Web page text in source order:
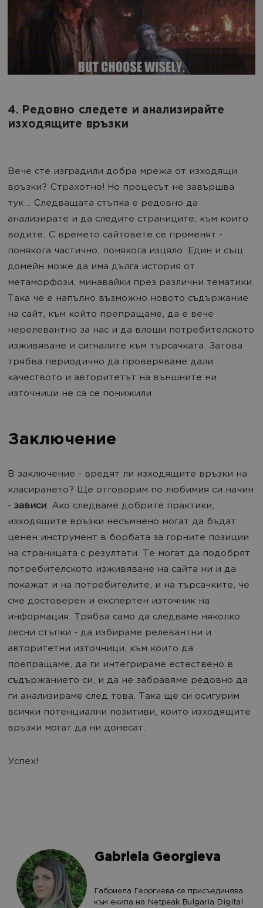
4. Редовно следете и анализирайте
изходящите връзки
Вече сте изградили добра мрежа от изходящи
връзки? Страхотно! Но процесът не завършва
тук... Следващата стъпка е редовно да
анализирате и да следите страниците, към които
водите. С времето сайтовете се променят -
понякога частично, понякога изцяло. Един и същ
домейн може да има дълга история от
метаморфози, минавайки през различни тематики.
Така че е напълно възможно новото съдържание
на сайт, към който препращаме, да е вече
нерелевантно за нас и да влоши потребителското
изживяване и сигналите към търсачката. Затова
трябва периодично да проверяваме дали
качеството и авторитетът на външните ни
източници не са се понижили.
Заключение
В заключение - вредят ли изходящите връзки на
класирането? Ще отговорим по любимия си начин
- зависи. Ако следваме добрите практики,
изходящите връзки несъмнено могат да бъдат
ценен инструмент в борбата за горните позиции
на страницата с резултати. Те могат да подобрят
потребителското изживяване на сайта ни и да
покажат и на потребителите, и на търсачките, че
сме достоверен и експертен източник на
информация. Трябва само да следваме няколко
лесни стъпки - да избираме релевантни и
авторитетни източници, към които да
препращаме, да ги интегрираме естествено в
съдържанието си, и да не забравяме редовно да
ги анализираме след това. Така ще си осигурим
всички потенциални позитиви, които изходящите
връзки могат да ни донесат.
Успех!
Gabriela Georgieva
Габриела Георгиева се присъединява
към екипа на Netpeak Bulgaria Digital